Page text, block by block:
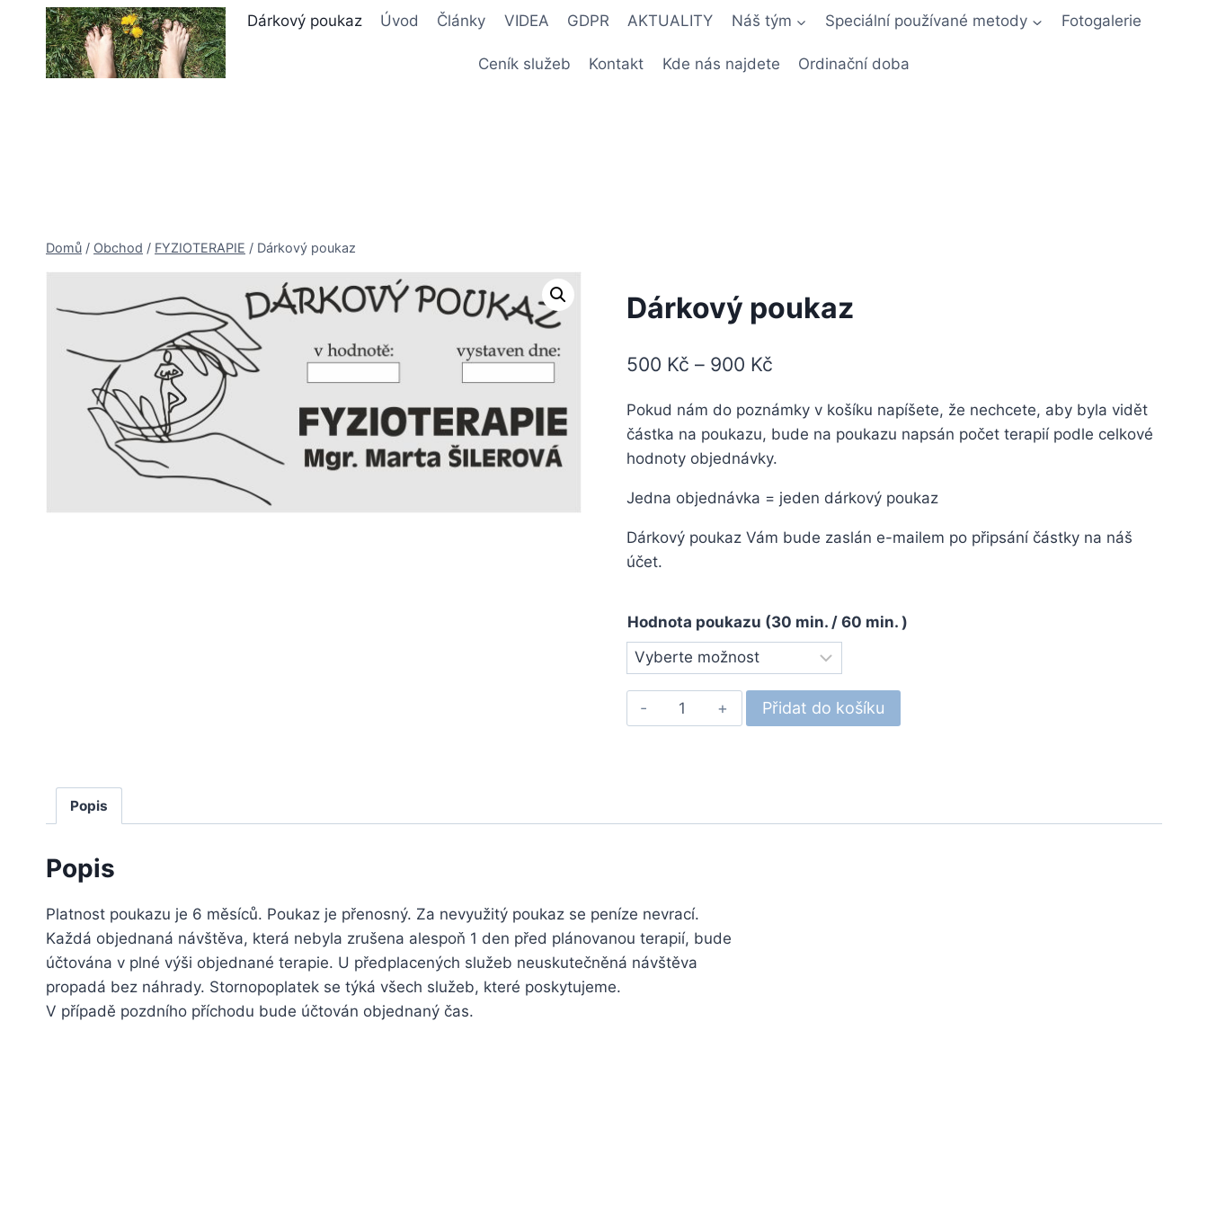
Přeskočit
Dárkový poukaz Úvod Články VIDEA GDPR AKTUALITY Náš tým Speciální používané metody Fotogalerie
Ceník služeb Kontakt Kde nás najdete Ordinační doba
Domů / Obchod / FYZIOTERAPIE / Dárkový poukaz
Dárkový poukaz
500 Kč – 900 Kč
Pokud nám do poznámky v košíku napíšete, že nechcete, aby byla vidět
částka na poukazu, bude na poukazu napsán počet terapií podle celkové
hodnoty objednávky.
Jedna objednávka = jeden dárkový poukaz
Dárkový poukaz Vám bude zaslán e-mailem po připsání částky na náš
účet.
Hodnota poukazu (30 min. / 60 min. )
Dárkový
poukaz
Přidat do košíku
Popis
Popis
Platnost poukazu je 6 měsíců. Poukaz je přenosný. Za nevyužitý poukaz se peníze nevrací.
Každá objednaná návštěva, která nebyla zrušena alespoň 1 den před plánovanou terapií, bude
účtována v plné výši objednané terapie. U předplacených služeb neuskutečněná návštěva
propadá bez náhrady. Stornopoplatek se týká všech služeb, které poskytujeme.
V případě pozdního příchodu bude účtován objednaný čas.